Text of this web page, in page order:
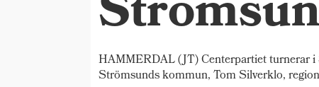
HAMMERDAL (JT) Centerpartiet turnerar i
Strömsunds kommun, Tom Silverklo,